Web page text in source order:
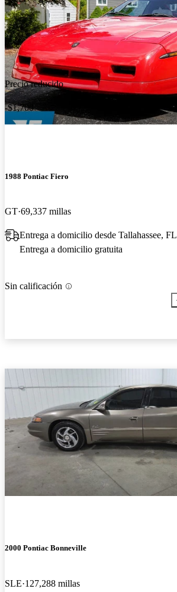
Precio reducido
-$1,700
1988 Pontiac Fiero
GT 69,337 millas
Entrega a domicilio desde Tallahassee, FL
Entrega a domicilio gratuita
Sin calificación
2000 Pontiac Bonneville
SLE 127,288 millas